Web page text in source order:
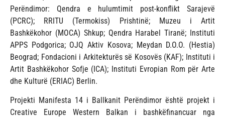
Perëndimor: Qendra e hulumtimit post-konflikt Sarajevë
(PCRC); RRITU (Termokiss) Prishtinë; Muzeu i Artit
Bashkëkohor (MOCA) Shkup; Qendra Harabel Tiranë; Instituti
APPS Podgorica; OJQ Aktiv Kosova; Meydan D.O.O. (Hestia)
Beograd; Fondacioni i Arkitekturës së Kosovës (KAF); Instituti i
Artit Bashkëkohor Sofje (ICA); Instituti Evropian Rom për Arte
dhe Kulturë (ERIAC) Berlin.
Projekti Manifesta 14 i Ballkanit Perëndimor është projekt i
Creative Europe Western Balkan i bashkëfinancuar nga